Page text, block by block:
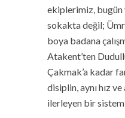
ekiplerimiz, bugün
sokakta değil;
boya badana
Atakent’ten
Çakmak’a kadar
disiplin, aynı hız
ilerleyen bir